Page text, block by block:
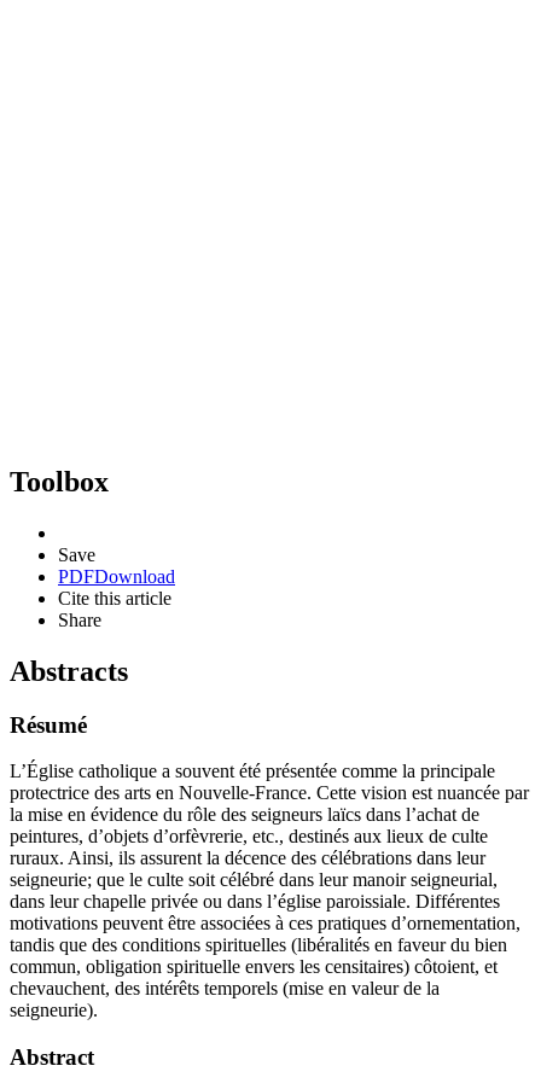
Toolbox
Save
PDFDownload
Cite this article
Share
Abstracts
Résumé
L’Église catholique a souvent été présentée comme la principale
protectrice des arts en Nouvelle-France. Cette vision est nuancée par
la mise en évidence du rôle des seigneurs laïcs dans l’achat de
peintures, d’objets d’orfèvrerie, etc., destinés aux lieux de culte
ruraux. Ainsi, ils assurent la décence des célébrations dans leur
seigneurie; que le culte soit célébré dans leur manoir seigneurial,
dans leur chapelle privée ou dans l’église paroissiale. Différentes
motivations peuvent être associées à ces pratiques d’ornementation,
tandis que des conditions spirituelles (libéralités en faveur du bien
commun, obligation spirituelle envers les censitaires) côtoient, et
chevauchent, des intérêts temporels (mise en valeur de la
seigneurie).
Abstract